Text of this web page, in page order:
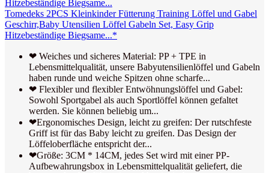
Tomedeks 2PCS Kleinkinder Fütterung Training Löffel und Gabel
Geschirr,Baby Utensilien Löffel Gabeln Set, Easy Grip
Hitzebeständige Biegsame...*
❤ Weiches und sicheres Material: PP + TPE in
Lebensmittelqualität, unsere Babyutensilienlöffel und Gabeln
haben runde und weiche Spitzen ohne scharfe...
❤ Flexibler und flexibler Entwöhnungslöffel und Gabel:
Sowohl Sportgabel als auch Sportlöffel können gefaltet
werden. Sie können beliebig um...
❤Ergonomisches Design, leicht zu greifen: Der rutschfeste
Griff ist für das Baby leicht zu greifen. Das Design der
Löffeloberfläche entspricht der...
❤Größe: 3CM * 14CM, jedes Set wird mit einer PP-
Aufbewahrungsbox in Lebensmittelqualität geliefert, die